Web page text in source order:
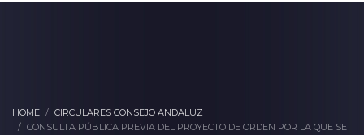
HOME
CIRCULARES CONSEJO ANDALUZ
CONSULTA PÚBLICA PREVIA DEL PROYECTO DE ORDEN POR LA QUE SE